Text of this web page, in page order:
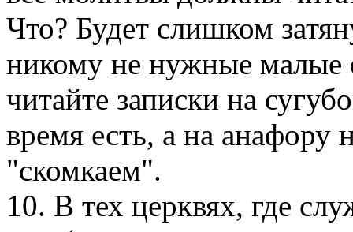
Что? Будет слишком
никому не нужные малые
читайте записки на
время есть, а на
"скомкаем".
10. В тех церквях, где